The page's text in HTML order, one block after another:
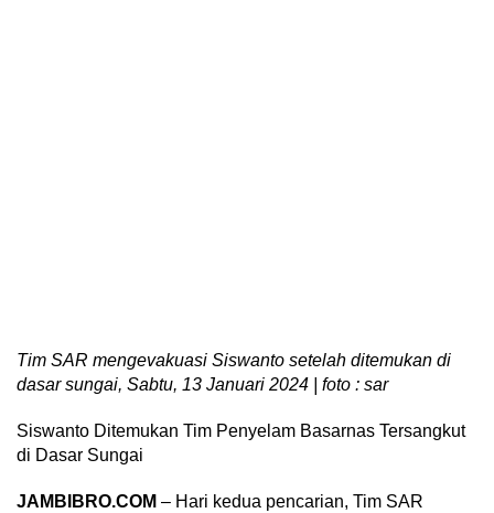
Tim SAR mengevakuasi Siswanto setelah ditemukan di
dasar sungai, Sabtu, 13 Januari 2024 | foto : sar
Siswanto Ditemukan Tim Penyelam Basarnas Tersangkut
di Dasar Sungai
JAMBIBRO.COM – Hari kedua pencarian, Tim SAR